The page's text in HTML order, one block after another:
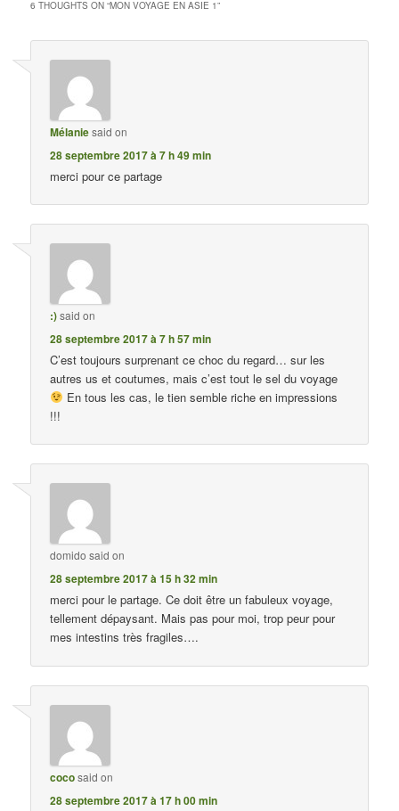
6 THOUGHTS ON “MON VOYAGE EN ASIE 1”
Mélaniesaid on
28 septembre 2017 à 7 h 49 min
merci pour ce partage
:)said on
28 septembre 2017 à 7 h 57 min
C’est toujours surprenant ce choc du regard… sur les
autres us et coutumes, mais c’est tout le sel du voyage
En tous les cas, le tien semble riche en impressions
!!!
domido said on
28 septembre 2017 à 15 h 32 min
merci pour le partage. Ce doit être un fabuleux voyage,
tellement dépaysant. Mais pas pour moi, trop peur pour
mes intestins très fragiles….
cocosaid on
28 septembre 2017 à 17 h 00 min